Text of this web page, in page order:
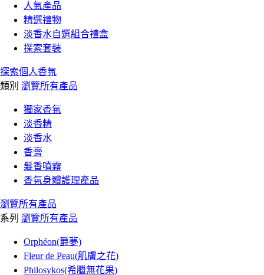
人氣產品
精選禮物
淡香水自選組合禮盒
探索套裝
探索個人香氛
類別 瀏覽所有產品
獨家香氛
淡香精
淡香水
香膏
髮香噴霧
香氛身體護理產品
瀏覽所有產品
系列 瀏覽所有產品
Orphéon(爵夢)
Fleur de Peau(肌膚之花)
Philosykos(希臘無花果)